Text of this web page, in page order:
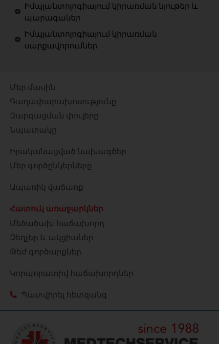
Իմպլանտոլոգիայում կիրառման նյութեր և
պարագաներ
Իմպլանտոլոգիայում կիրառման
սարքավորումներ
Մեր մասին
Գաղափարախոսությունը
Զարգացման փուլերը
Նպատակը
Իրականացված նախագծեր
Մեր գործընկերները
Ապառիկ վաճառք
Հատուկ առաջարկներ
Մեծածախ հաճախորդ
Զեղչեր և ակցիաներ
Թեժ գործարքներ
Կորպորատիվ հաճախորդներ
Պատվիրել հետզանգ